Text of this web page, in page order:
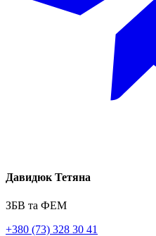
Давидюк Тетяна
ЗБВ та ФЕМ
+380 (73) 328 30 41